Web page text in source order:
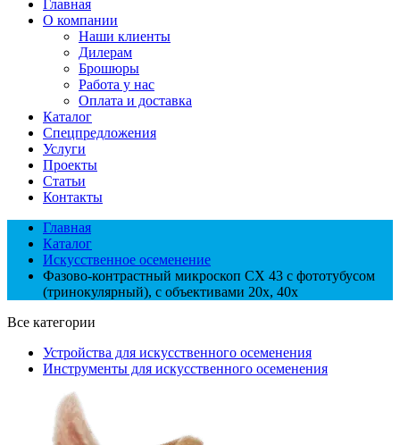
Главная
О компании
Наши клиенты
Дилерам
Брошюры
Работа у нас
Оплата и доставка
Каталог
Спецпредложения
Услуги
Проекты
Статьи
Контакты
Главная
Каталог
Искусственное осеменение
Фазово-контрастный микроскоп СХ 43 c фототубусом
(тринокулярный), с объективами 20x, 40x
Все категории
Устройства для искусственного осеменения
Инструменты для искусственного осеменения